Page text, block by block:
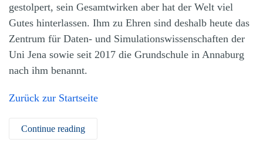
gestolpert, sein Gesamtwirken aber hat der Welt viel
Gutes hinterlassen. Ihm zu Ehren sind deshalb heute das
Zentrum für Daten- und Simulationswissenschaften der
Uni Jena sowie seit 2017 die Grundschule in Annaburg
nach ihm benannt.
Zurück zur Startseite
Continue reading